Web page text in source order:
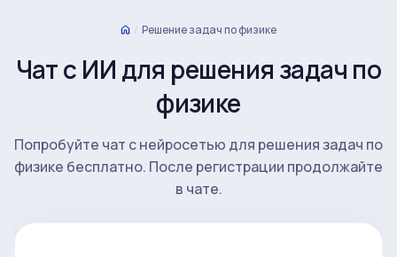
/ Решение задач по физике
Чат с ИИ для решения задач по
физике
Попробуйте чат с нейросетью для решения задач по
физике бесплатно. После регистрации продолжайте
в чате.